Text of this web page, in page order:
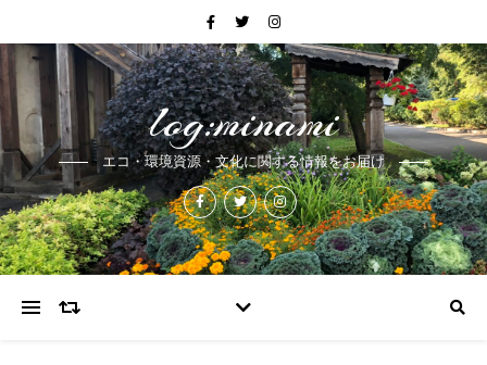
log:minami
エコ・環境資源・文化に関する情報をお届け